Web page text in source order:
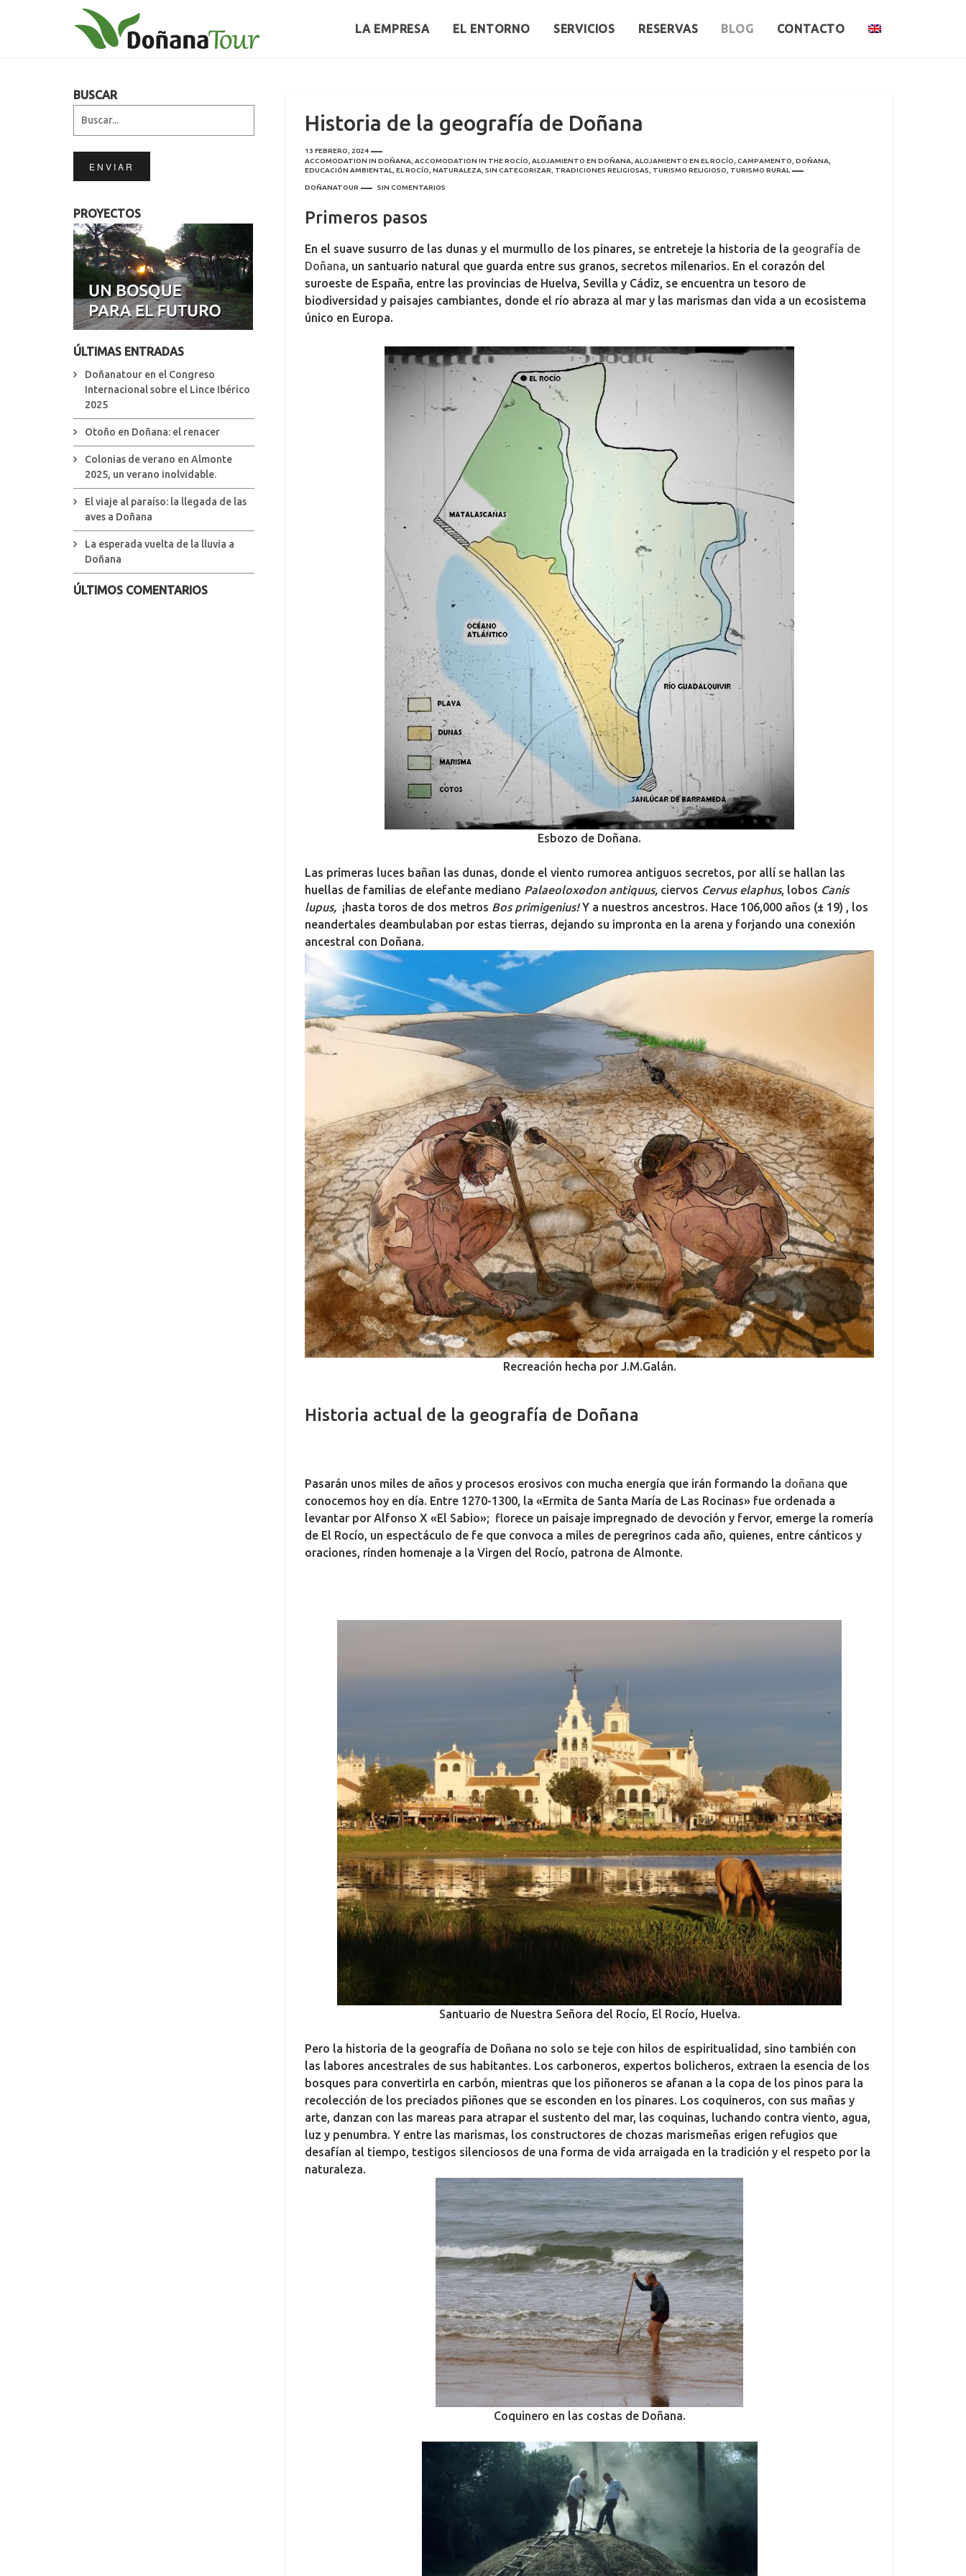
LA EMPRESA EL ENTORNO SERVICIOS RESERVAS BLOG CONTACTO
Historia de la geografía de Doñana
13 FEBRERO, 2024
ACCOMODATION IN DOÑANA ACCOMODATION IN THE ROCÍO ALOJAMIENTO EN DOÑANA ALOJAMIENTO EN EL ROCÍO CAMPAMENTO DOÑANA
EDUCACIÓN AMBIENTAL
EL ROCÍO NATURALEZA SIN CATEGORIZAR TRADICIONES RELIGIOSAS TURISMO RELIGIOSO TURISMO RURAL
DOÑANATOUR SIN COMENTARIOS
Primeros pasos
En el suave susurro de las dunas y el murmullo de los pinares, se entreteje la historia de la geografía de
Doñana, un santuario natural que guarda entre sus granos, secretos milenarios. En el corazón del
suroeste de España, entre las provincias de Huelva, Sevilla y Cádiz, se encuentra un tesoro de
biodiversidad y paisajes cambiantes, donde el río abraza al mar y las marismas dan vida a un ecosistema
único en Europa.
Esbozo de Doñana.
Las primeras luces bañan las dunas, donde el viento rumorea antiguos secretos, por allí se hallan las
huellas de familias de elefante mediano Palaeoloxodon antiquus, ciervos Cervus elaphus, lobos Canis
lupus, ¡hasta toros de dos metros Bos primigenius!Y a nuestros ancestros. Hace 106,000 años (± 19) , los
neandertales deambulaban por estas tierras, dejando su impronta en la arena y forjando una conexión
ancestral con Doñana.
Recreación hecha por J.M.Galán.
Historia actual de la geografía de Doñana
Pasarán unos miles de años y procesos erosivos con mucha energía que irán formando la doñana que
conocemos hoy en día. Entre 1270-1300, la «Ermita de Santa María de Las Rocinas» fue ordenada a
levantar por Alfonso X «El Sabio»; florece un paisaje impregnado de devoción y fervor, emerge la romería
de El Rocío, un espectáculo de fe que convoca a miles de peregrinos cada año, quienes, entre cánticos y
oraciones, rinden homenaje a la Virgen del Rocío, patrona de Almonte.
Santuario de Nuestra Señora del Rocío, El Rocío, Huelva.
Pero la historia de la geografía de Doñana no solo se teje con hilos de espiritualidad, sino también con
las labores ancestrales de sus habitantes. Los carboneros, expertos bolicheros, extraen la esencia de los
bosques para convertirla en carbón, mientras que los piñoneros se afanan a la copa de los pinos para la
recolección de los preciados piñones que se esconden en los pinares. Los coquineros, con sus mañas y
arte, danzan con las mareas para atrapar el sustento del mar, las coquinas, luchando contra viento, agua,
luz y penumbra. Y entre las marismas, los constructores de chozas marismeñas erigen refugios que
desafían al tiempo, testigos silenciosos de una forma de vida arraigada en la tradición y el respeto por la
naturaleza.
Coquinero en las costas de Doñana.
BUSCAR
ENVIAR
PROYECTOS
ÚLTIMAS ENTRADAS
Doñanatour en el Congreso
Internacional sobre el Lince Ibérico
2025
Otoño en Doñana: el renacer
Colonias de verano en Almonte
2025, un verano inolvidable.
El viaje al paraíso: la llegada de las
aves a Doñana
La esperada vuelta de la lluvia a
Doñana
ÚLTIMOS COMENTARIOS